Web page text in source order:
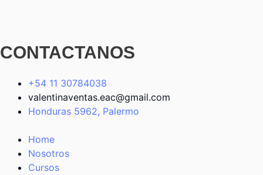
CONTACTANOS
+54 11 30784038
valentinaventas.eac@gmail.com
Honduras 5962, Palermo
Home
Nosotros
Cursos